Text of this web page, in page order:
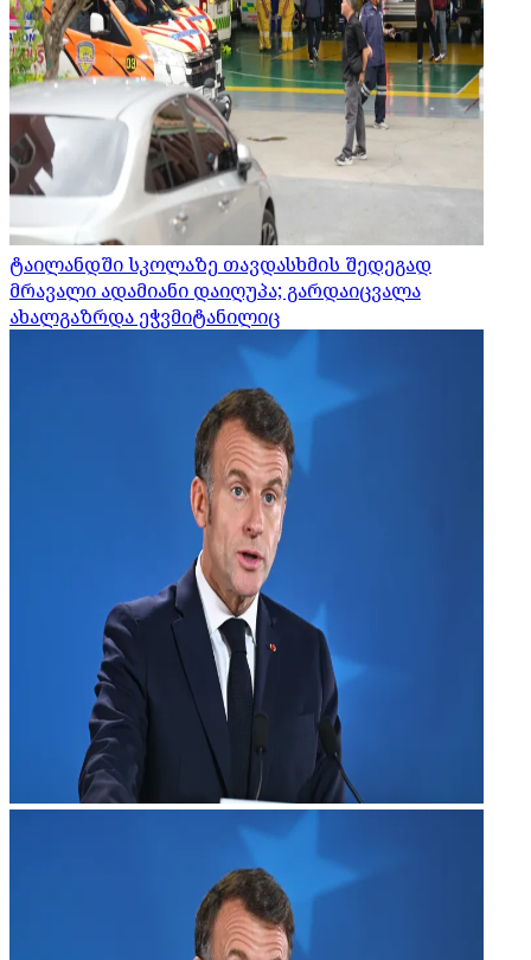
ტაილანდში სკოლაზე თავდასხმის შედეგად
მრავალი ადამიანი დაიღუპა; გარდაიცვალა
ახალგაზრდა ეჭვმიტანილიც